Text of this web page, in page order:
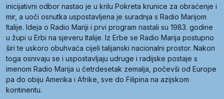
inicijativni odbor nastao je u krilu Pokreta krunice za obraćenje i
mir, a uoči osnutka uspostavljena je suradnja s Radio Marijom
Italije. Ideja o Radio Mariji i prvi program nastali su 1983. godine
u župi u Erbi na sjeveru Italije. Iz Erbe se Radio Marija postupno
širi te uskoro obuhvaća cijeli talijanski nacionalni prostor. Nakon
toga osnivaju se i uspostavljaju udruge i radijske postaje s
imenom Radio Marija u četrdesetak zemalja, počevši od Europe
pa do obiju Amerika i Afrike, sve do Filipina na azijskom
kontinentu.